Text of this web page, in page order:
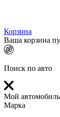
Корзина
Ваша корзина
Поиск по авто
Мой автомобиль
Марка